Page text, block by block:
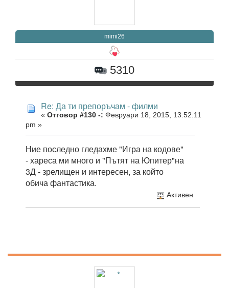
mimi26
5310
Re: Да ти препоръчам - филми
« Отговор #130 -: Февруари 18, 2015, 13:52:11
pm »
Ние последно гледахме "Игра на кодове"
- хареса ми много и "Пътят на Юпитер"на
3Д - зрелищен и интересен, за който
обича фантастика.
Активен